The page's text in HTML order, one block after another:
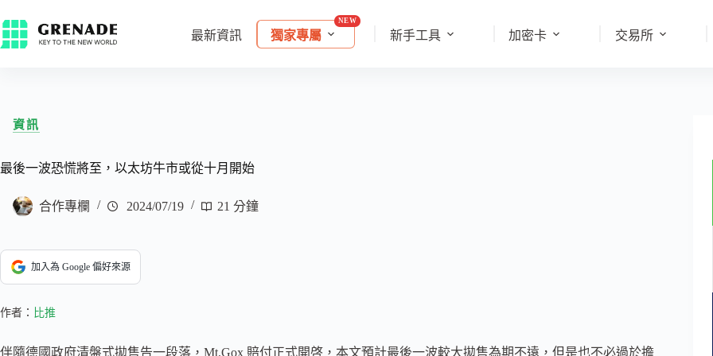
最新資訊 獨家專屬 新手工具 加密卡 交易所
資訊
最後一波恐慌將至，以太坊牛市或從十月開始
合作專欄 2024/07/19 21 分鐘
加入為 Google 偏好來源
作者： 比推
伴隨德國政府清盤式拋售告一段落，Mt.Gox 賠付正式開啓，本文預計最後一波較大拋售為期不遠，但是也不必過於擔